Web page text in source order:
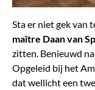
Sta er niet gek van
maître Daan van
zitten. Benieuwd
Opgeleid bij het
dat wellicht een